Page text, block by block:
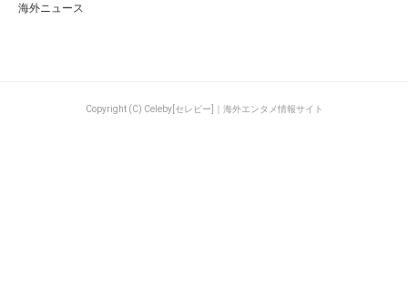
海外ニュース
Copyright (C) Celeby[セレビー]｜海外エンタメ情報サイト